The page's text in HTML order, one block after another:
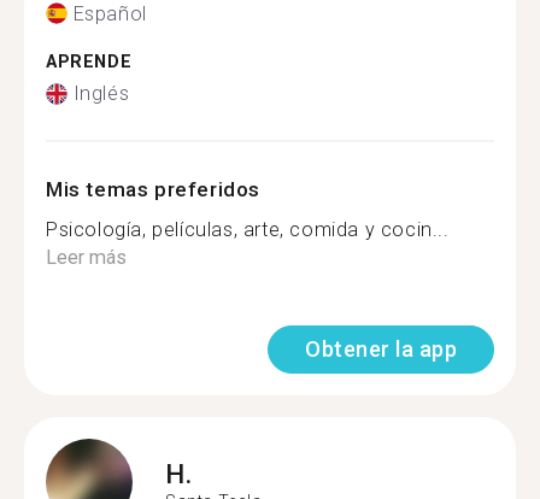
Español
APRENDE
Inglés
Mis temas preferidos
Psicología, películas, arte, comida y cocin...
Leer más
Obtener la app
H.